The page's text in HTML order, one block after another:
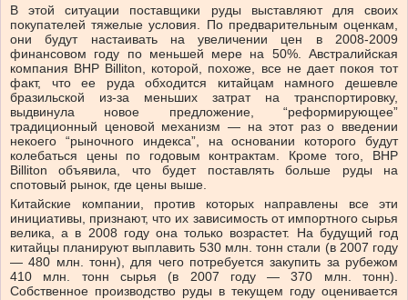
В этой ситуации поставщики руды выставляют для своих
покупателей тяжелые условия. По предварительным оценкам,
они будут настаивать на увеличении цен в 2008-2009
финансовом году по меньшей мере на 50%. Австралийская
компания BHP Billiton, которой, похоже, все не дает покоя тот
факт, что ее руда обходится китайцам намного дешевле
бразильской из-за меньших затрат на транспортировку,
выдвинула новое предложение, “реформирующее”
традиционный ценовой механизм — на этот раз о введении
некоего “рыночного индекса”, на основании которого будут
колебаться цены по годовым контрактам. Кроме того, BHP
Billiton объявила, что будет поставлять больше руды на
спотовый рынок, где цены выше.
Китайские компании, против которых направлены все эти
инициативы, признают, что их зависимость от импортного сырья
велика, а в 2008 году она только возрастет. На будущий год
китайцы планируют выплавить 530 млн. тонн стали (в 2007 году
— 480 млн. тонн), для чего потребуется закупить за рубежом
410 млн. тонн сырья (в 2007 году — 370 млн. тонн).
Собственное производство руды в текущем году оценивается